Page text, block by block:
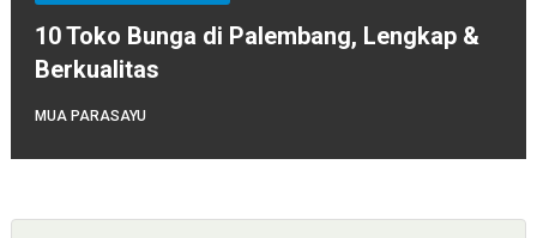
10 Toko Bunga di Palembang, Lengkap &
Berkualitas
MUA PARASAYU